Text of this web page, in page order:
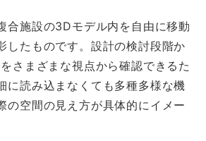
合施設の3Dモデル内を自由に移動
したものです。設計の検討段階か
さまざまな視点から確認できるた
に読み込まなくても多種多様な機
の空間の見え方が具体的にイメー